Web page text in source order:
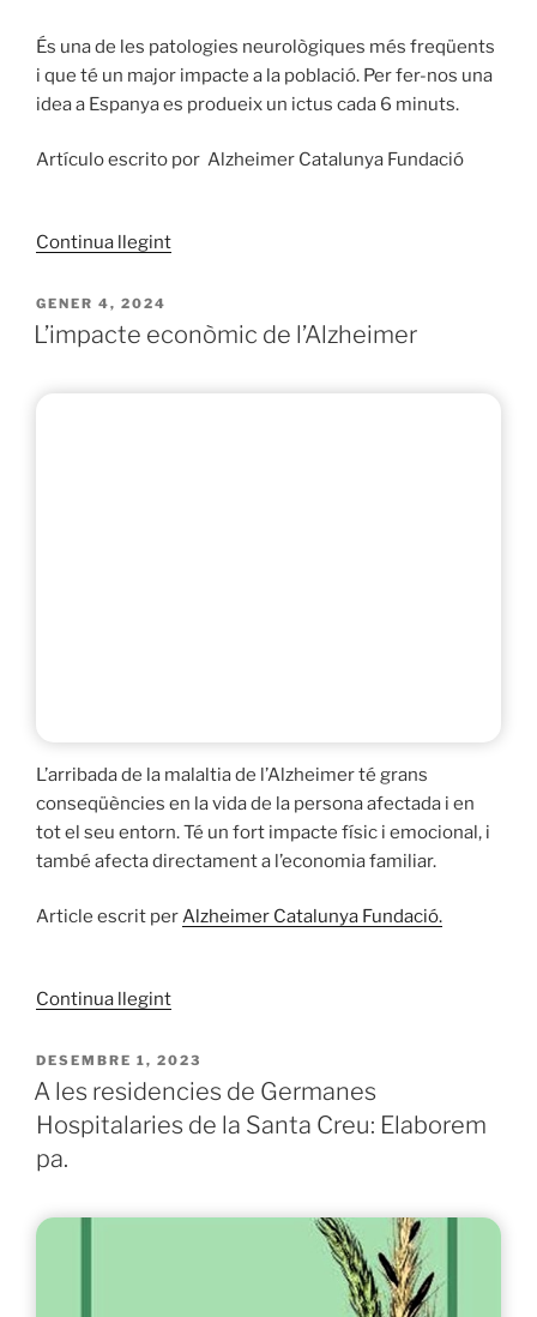
És una de les patologies neurològiques més freqüents
i que té un major impacte a la població. Per fer-nos una
idea a Espanya es produeix un ictus cada 6 minuts.
Artículo escrito por Alzheimer Catalunya Fundació
Continua llegint«Coneixent
PUBLICAT
A
GENER 4, 2024
L’impacte econòmic de l’Alzheimer
L’arribada de la malaltia de l’Alzheimer té grans
conseqüències en la vida de la persona afectada i en
tot el seu entorn. Té un fort impacte físic i emocional, i
també afecta directament a l’economia familiar.
Article escrit perAlzheimer Catalunya Fundació.
Continua llegint«L’impacte
de
l’Alzheimer»
PUBLICAT
A
DESEMBRE 1, 2023
A les residencies de Germanes
Hospitalaries de la Santa Creu: Elaborem
pa.